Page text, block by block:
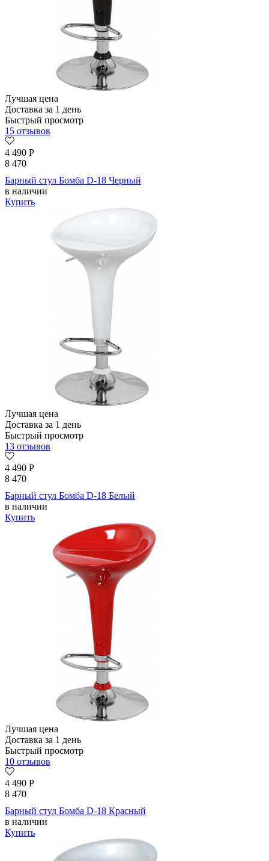
Лучшая цена
Доставка за 1 день
Быстрый просмотр
15 отзывов
4 490 Р
8 470
Барный стул Бомба D-18 Черный
в наличии
Купить
Лучшая цена
Доставка за 1 день
Быстрый просмотр
13 отзывов
4 490 Р
8 470
Барный стул Бомба D-18 Белый
в наличии
Купить
Лучшая цена
Доставка за 1 день
Быстрый просмотр
10 отзывов
4 490 Р
8 470
Барный стул Бомба D-18 Красный
в наличии
Купить